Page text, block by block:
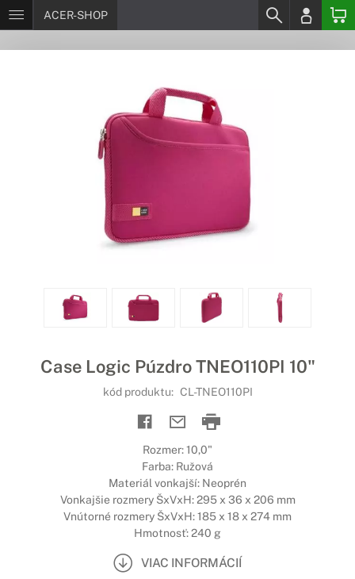
ACER-SHOP
Case Logic Púzdro TNEO110PI 10"
kód produktu: CL-TNEO110PI
Rozmer: 10,0"
Farba: Ružová
Materiál vonkajší: Neoprén
Vonkajšie rozmery ŠxVxH: 295 x 36 x 206 mm
Vnútorné rozmery ŠxVxH: 185 x 18 x 274 mm
Hmotnosť: 240 g
VIAC INFORMÁCIÍ